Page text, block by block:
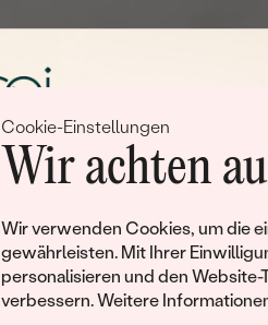
Cookie-Einstellungen
Wir achten
Wir verwenden Cookies, um die
gewährleisten. Mit Ihrer
personalisieren und den Website-
verbessern. Weitere